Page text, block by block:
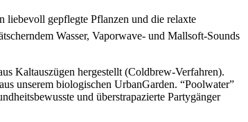
liebevoll gepflegte Pflanzen und die relaxte
Wasser, Vaporwave- und Mallsoft-Sounds
Kaltauszügen hergestellt (Coldbrew-Verfahren).
unserem biologischen UrbanGarden. “Poolwater”
und überstrapazierte Partygänger